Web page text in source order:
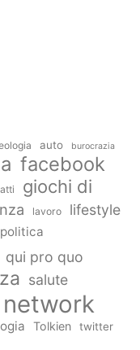
auto burocrazia
facebook
giochi di
lavoro lifestyle
politica
qui pro quo
salute
Tolkien twitter